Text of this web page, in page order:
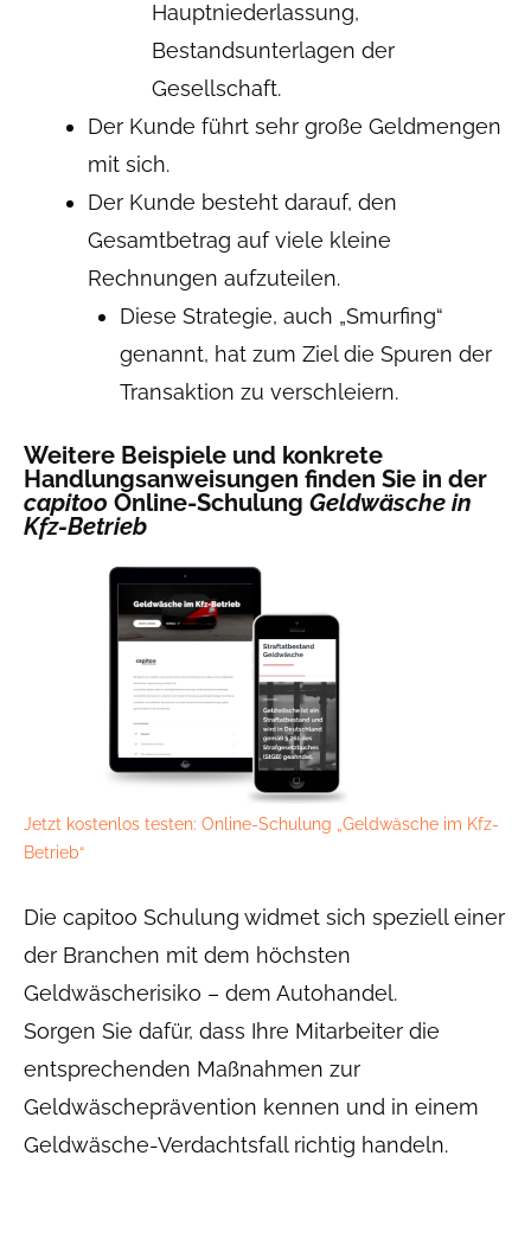
Hauptniederlassung,
Bestandsunterlagen der
Gesellschaft.
Der Kunde führt sehr große Geldmengen
mit sich.
Der Kunde besteht darauf, den
Gesamtbetrag auf viele kleine
Rechnungen aufzuteilen.
Diese Strategie, auch „Smurfing“
genannt, hat zum Ziel die Spuren der
Transaktion zu verschleiern.
Weitere Beispiele und konkrete
Handlungsanweisungen finden Sie in der
capitoo Online-Schulung Geldwäsche in
Kfz-Betrieb
Jetzt kostenlos testen: Online-Schulung „Geldwäsche im Kfz-
Betrieb“
Die capitoo Schulung widmet sich speziell einer
der Branchen mit dem höchsten
Geldwäscherisiko – dem Autohandel.
Sorgen Sie dafür, dass Ihre Mitarbeiter die
entsprechenden Maßnahmen zur
Geldwäscheprävention kennen und in einem
Geldwäsche-Verdachtsfall richtig handeln.